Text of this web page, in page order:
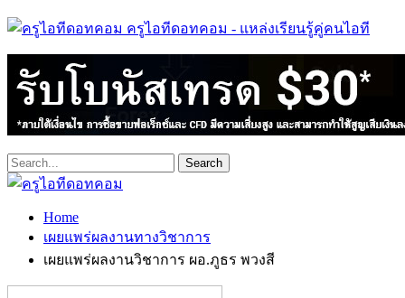
ครูไอทีดอทคอม - แหล่งเรียนรู้คู่คนไอที
Home
เผยแพร่ผลงานทางวิชาการ
เผยแพร่ผลงานวิชาการ ผอ.ภูธร พวงสี